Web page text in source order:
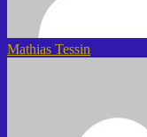
Mathias Tessin